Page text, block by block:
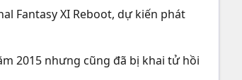
Fantasy XI Reboot, dự kiến phát
2015 nhưng cũng đã bị khai tử hồi